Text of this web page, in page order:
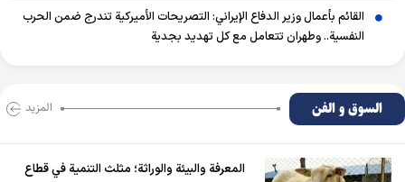
القائم بأعمال وزير الدفاع الإيراني: التصريحات الأميركية تندرج ضمن الحرب
النفسية.. وطهران تتعامل مع كل تهديد بجدية
السوق و الفن المزید
المعرفة والبيئة والوراثة؛ مثلث التنمية في قطاع